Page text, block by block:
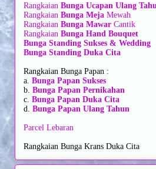
Rangkaian Bunga Ucapan Ulang
Rangkaian Bunga Meja Mewah
Rangkaian Bunga Mawar Cantik
Rangkaian Bunga Hand Bouquet
Bunga Standing Sukses & Wedding
Bunga Standing Duka Cita
Rangkaian Bunga Papan :
a. Bunga Papan Sukses
b. Bunga Papan Pernikahan
c. Bunga Papan Duka Cita
d. Bunga Papan Ulang Tahun
Parcel Lebaran
Rangkaian Bunga Krans Duka Cita